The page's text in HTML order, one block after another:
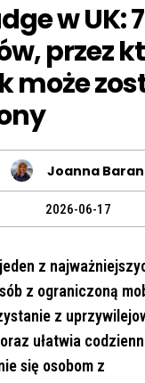
w UK: 7
przez
może
Joanna Baran
2026-06-17
z
z ograniczoną
z
ułatwia
się osobom z